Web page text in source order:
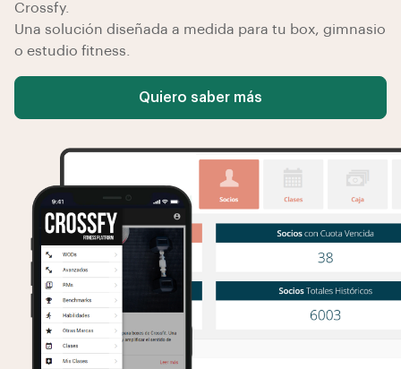
Crossfy.
Una solución diseñada a medida para tu box, gimnasio
o estudio fitness.
Quiero saber más